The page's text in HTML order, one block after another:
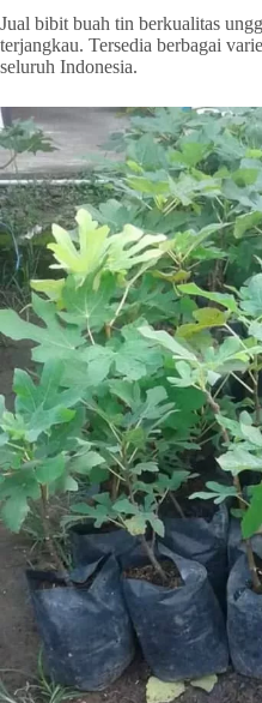
Jual bibit buah tin berkualitas
terjangkau. Tersedia berbagai
seluruh Indonesia.